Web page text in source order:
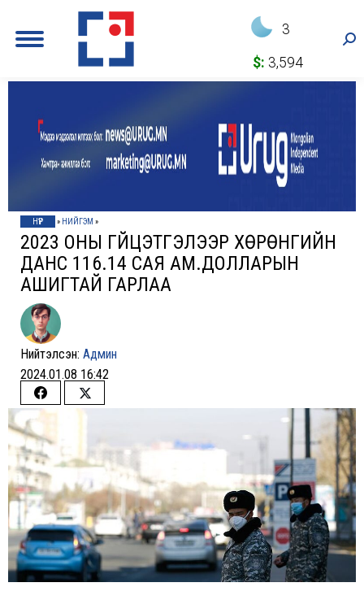
3
$: 3,594
НҮҮР » НИЙГЭМ »
2023 ОНЫ ГҮЙЦЭТГЭЛЭЭР ХӨРӨНГИЙН
ДАНС 116.14 САЯ АМ.ДОЛЛАРЫН
АШИГТАЙ ГАРЛАА
Нийтэлсэн: Админ
2024.01.08 16:42
Share
Facebook
Share
Twitter